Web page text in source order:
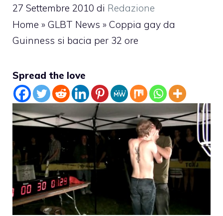
27 Settembre 2010 di Redazione
Home » GLBT News » Coppia gay da
Guinness si bacia per 32 ore
Spread the love